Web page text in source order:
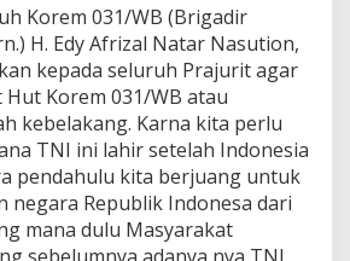
Korem 031/WB (Brigadir
H. Edy Afrizal Natar Nasution,
kepada seluruh Prajurit agar
Korem 031/WB atau
kebelakang. Karna kita perlu
TNI ini lahir setelah Indonesia
pendahulu kita berjuang untuk
negara Republik Indonesa dari
mana dulu Masyarakat
sebelumnya adanya nya TNI